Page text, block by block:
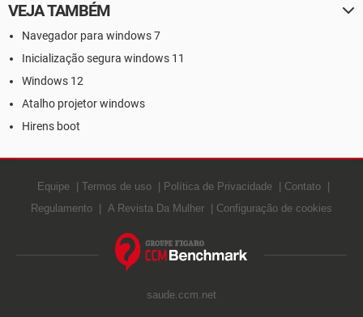
VEJA TAMBÉM
Navegador para windows 7
Inicialização segura windows 11
Windows 12
Atalho projetor windows
Hirens boot
Equipe Termos de uso Política de Privacidade
Contato
Regulamento
A Revista Da Mulher Configuração de cookies
saude.ccm.net